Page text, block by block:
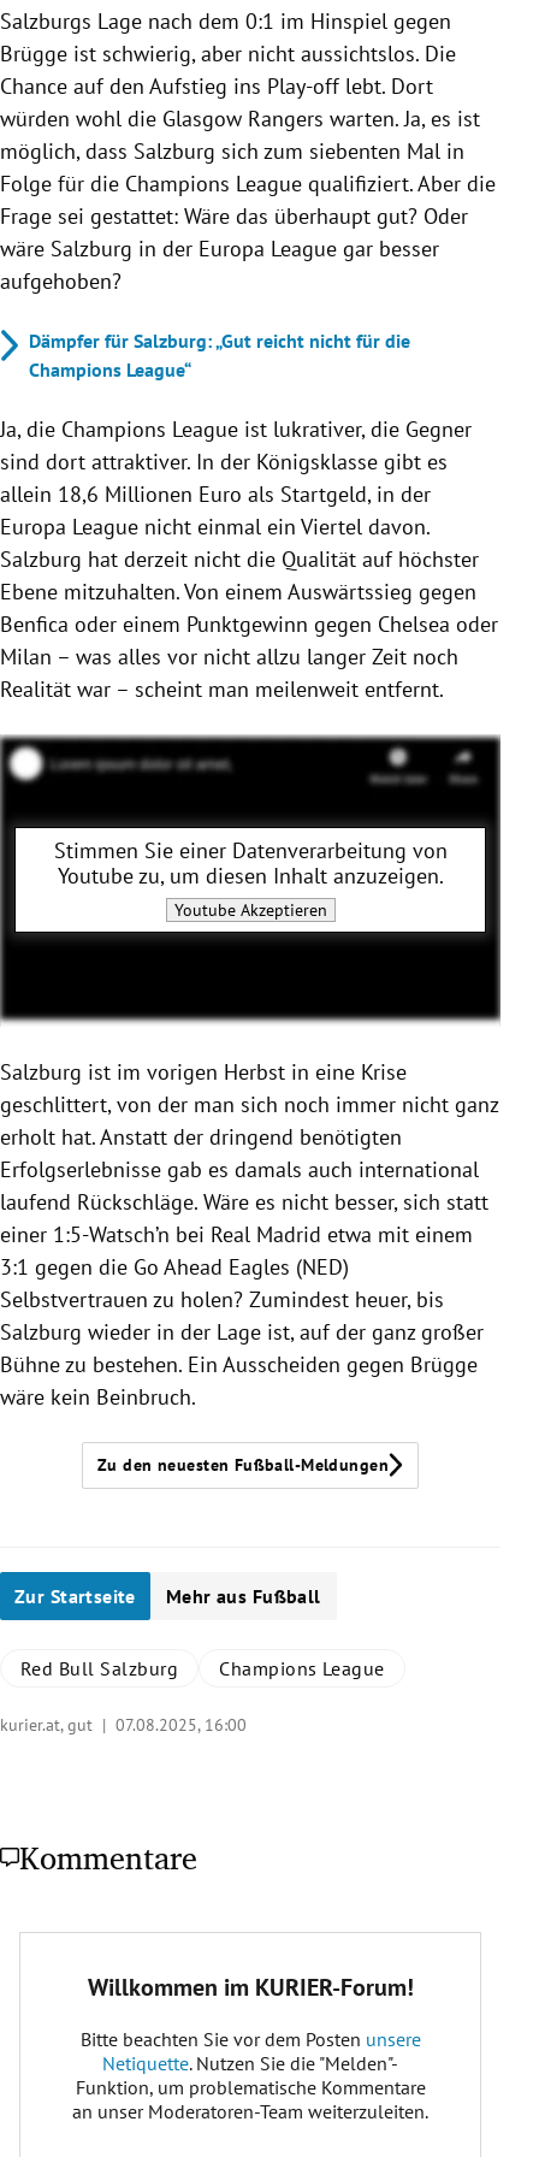
Salzburgs Lage nach dem 0:1 im Hinspiel gegen
Brügge ist schwierig, aber nicht aussichtslos. Die
Chance auf den Aufstieg ins Play-off lebt. Dort
würden wohl die Glasgow Rangers warten. Ja, es ist
möglich, dass Salzburg sich zum siebenten Mal in
Folge für die Champions League qualifiziert. Aber die
Frage sei gestattet: Wäre das überhaupt gut? Oder
wäre Salzburg in der Europa League gar besser
aufgehoben?
Dämpfer für Salzburg: „Gut reicht nicht für die
Champions League“
Ja, die Champions League ist lukrativer, die Gegner
sind dort attraktiver. In der Königsklasse gibt es
allein 18,6 Millionen Euro als Startgeld, in der
Europa League nicht einmal ein Viertel davon.
Salzburg hat derzeit nicht die Qualität auf höchster
Ebene mitzuhalten. Von einem Auswärtssieg gegen
Benfica oder einem Punktgewinn gegen Chelsea oder
Milan – was alles vor nicht allzu langer Zeit noch
Realität war – scheint man meilenweit entfernt.
Stimmen Sie einer Datenverarbeitung von
Youtubezu, um diesen Inhalt anzuzeigen.
YoutubeAkzeptieren
Salzburg ist im vorigen Herbst in eine Krise
geschlittert, von der man sich noch immer nicht ganz
erholt hat. Anstatt der dringend benötigten
Erfolgserlebnisse gab es damals auch international
laufend Rückschläge. Wäre es nicht besser, sich statt
einer 1:5-Watsch’n bei Real Madrid etwa mit einem
3:1 gegen die Go Ahead Eagles (NED)
Selbstvertrauen zu holen? Zumindest heuer, bis
Salzburg wieder in der Lage ist, auf der ganz großer
Bühne zu bestehen. Ein Ausscheiden gegen Brügge
wäre kein Beinbruch.
Zu den neuesten Fußball-Meldungen
Zur Startseite Mehr aus Fußball
Red Bull Salzburg Champions League
kurier.at, gut | 07.08.2025, 16:00
Kommentare